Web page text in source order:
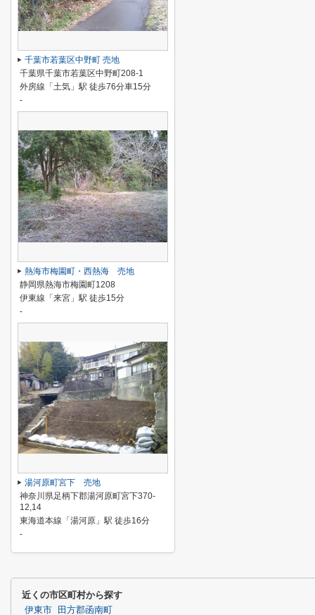
千葉市若葉区中野町 売地
千葉県千葉市若葉区中野町208-1
外房線「土気」駅 徒歩76分車15分
-
熱海市梅園町・西熱海 売地
静岡県熱海市梅園町1208
伊東線「来宮」駅 徒歩15分
-
湯河原町宮下 売地
神奈川県足柄下郡湯河原町宮下370-
12,14
東海道本線「湯河原」駅 徒歩16分
-
近くの市区町村から探す
伊東市 田方郡函南町